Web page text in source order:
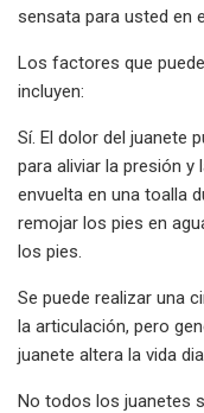
sensata para usted en
Los factores que
incluyen:
Sí. El dolor del juanete
para aliviar la presión y
envuelta en una toalla
remojar los pies en
los pies.
Se puede realizar una
la articulación, pero
juanete altera la vida
No todos los juanetes